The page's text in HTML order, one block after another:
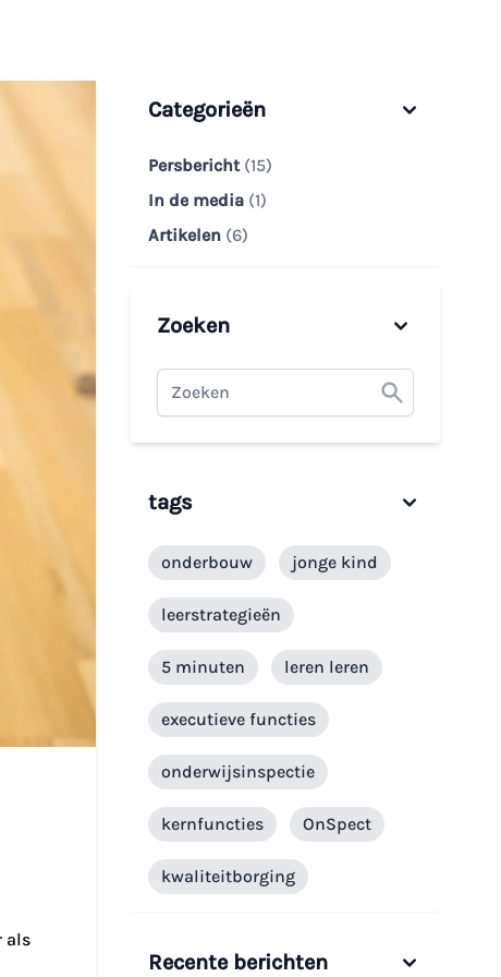
als
Categorieën
Persbericht (15)
In de media (1)
Artikelen (6)
Zoeken
tags
onderbouw jonge kind
leerstrategieën
5 minuten leren leren
executieve functies
onderwijsinspectie
kernfuncties OnSpect
kwaliteitborging
Recente berichten